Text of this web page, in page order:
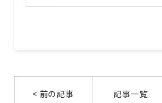
< 前の記事 記事一覧